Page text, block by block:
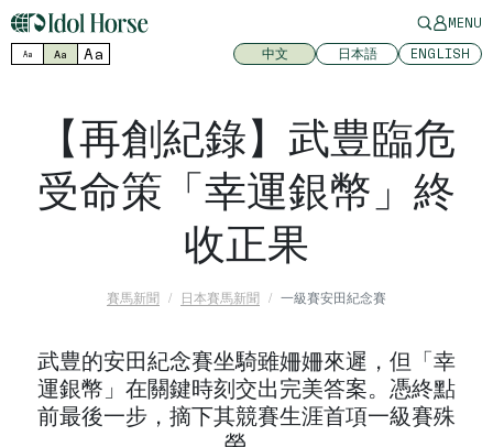
MENU
Aa Aa Aa 中文 日本語 ENGLISH
【再創紀錄】武豊臨危
受命策「幸運銀幣」終
收正果
賽馬新聞 日本賽馬新聞 一級賽安田紀念賽
武豊的安田紀念賽坐騎雖姍姍來遲，但「幸
運銀幣」在關鍵時刻交出完美答案。憑終點
前最後一步，摘下其競賽生涯首項一級賽殊